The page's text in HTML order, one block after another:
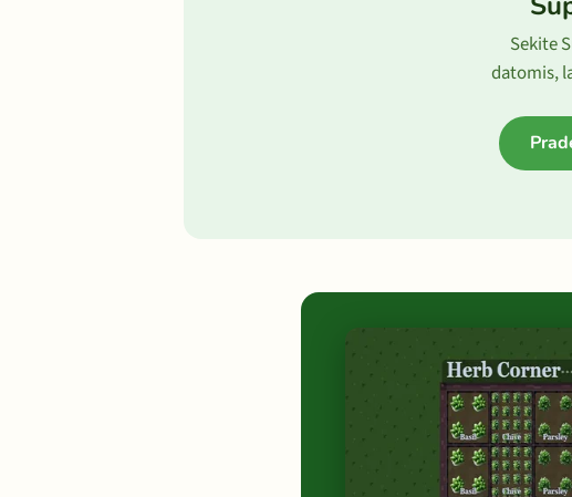
Sekite
datomis,